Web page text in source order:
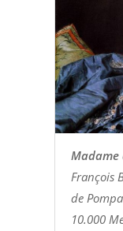
Madame
François
de
10.000